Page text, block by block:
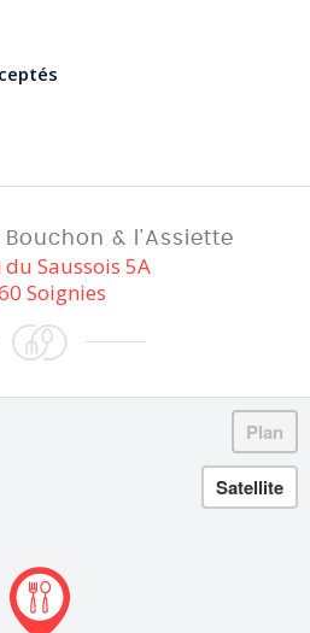
Bouchon & l'Assiette
Saussois 5A
Soignies